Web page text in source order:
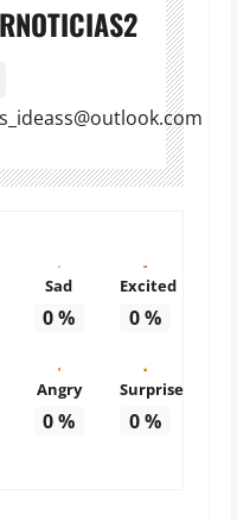
Sad
0%
Excited
0%
Angry
0%
Surprise
0%